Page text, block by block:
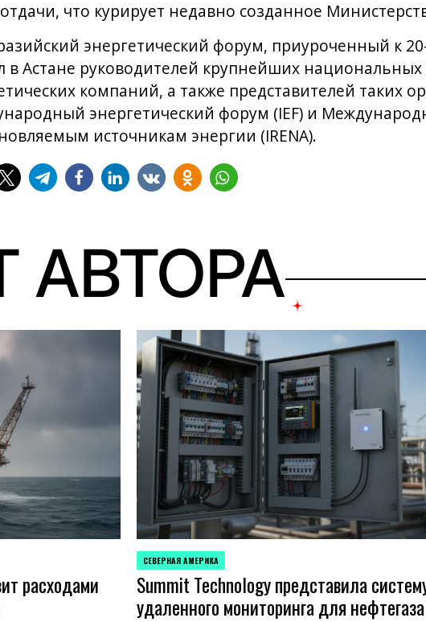
что курирует недавно созданное
энергетический форум, приуроченный к
в Астане руководителей крупнейших
компаний, а также представителей таких
энергетический форум (IEF) и
источникам энергии (IRENA).
АВТОРА
расходами
ОПУБЛИКОВАНО
В
СЕВЕРНАЯ АМЕРИКА
Summit Technology представила
удаленного мониторинга для нефтегаза